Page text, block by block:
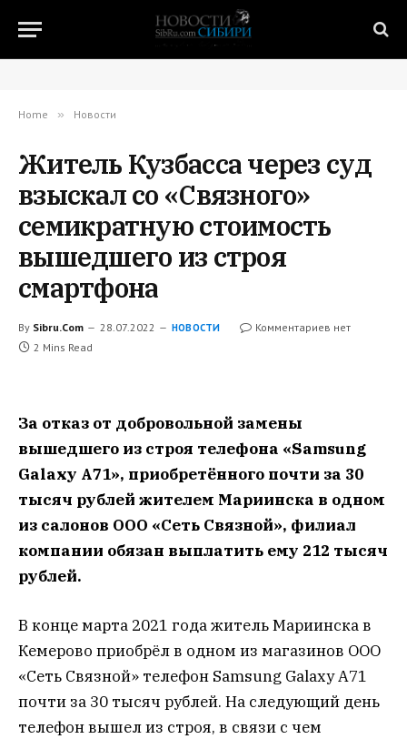
Home » Новости
Житель Кузбасса через суд
взыскал со «Связного»
семикратную стоимость
вышедшего из строя
смартфона
By Sibru.Com 28.07.2022 НОВОСТИ
Комментариев нет
2 Mins Read
За отказ от добровольной замены
вышедшего из строя телефона «Samsung
Galaxy A71», приобретённого почти за 30
тысяч рублей жителем Мариинска в одном
из салонов ООО «Сеть Связной», филиал
компании обязан выплатить ему 212 тысяч
рублей.
В конце марта 2021 года житель Мариинска в
Кемерово приобрёл в одном из магазинов ООО
«Сеть Связной» телефон Samsung Galaxy A71
почти за 30 тысяч рублей. На следующий день
телефон вышел из строя, в связи с чем